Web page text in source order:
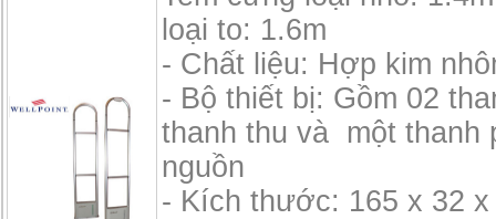
loại to: 1.6m
- Chất liệu: Hợp kim
- Bộ thiết bị: Gồm 02
thanh thu và một thanh
nguồn
- Kích thước: 165 x 32 x